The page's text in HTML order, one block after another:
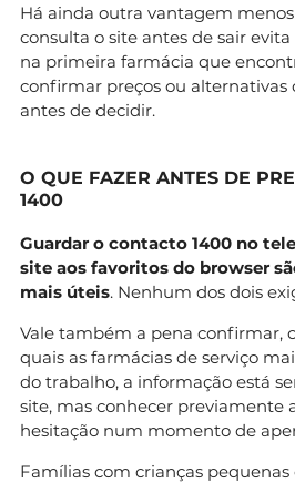
Há ainda outra vantagem
consulta o site antes de sair
na primeira farmácia que
confirmar preços ou alternativas
antes de decidir.
O QUE FAZER ANTES DE
1400
Guardar o contacto 1400 no
site aos favoritos do browser
mais úteis. Nenhum dos dois
Vale também a pena confirmar,
quais as farmácias de serviço
do trabalho, a informação está
site, mas conhecer previamente
hesitação num momento de
Famílias com crianças pequenas